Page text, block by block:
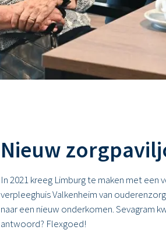
Nieuw
In 2021 kreeg Limburg te maken met
verpleeghuis Valkenheim van
naar een nieuw onderkomen. Sevagram
antwoord? Flexgoed!